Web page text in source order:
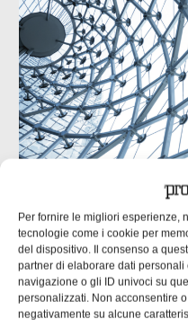
Per fornire le migliori esperienze,
tecnologie come i cookie per
del dispositivo. Il consenso a
partner di elaborare dati
navigazione o gli ID univoci su
personalizzati. Non acconsentire
negativamente su alcune
UNI EN 1090: il
progettazione
Molte non conformità
o ambigue negli elaborati
dell’approfondimento
concentriamo su